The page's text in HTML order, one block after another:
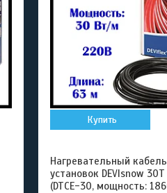
Купить
Нагревательный
установок DEVIsnow
(DTCE-30, мощность: